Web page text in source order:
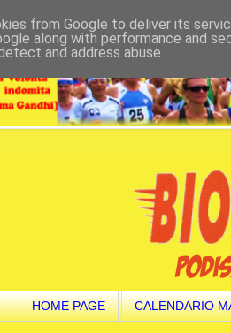
HOME PAGE CALENDARIO
from Google to deliver its
along with performance and
and address abuse.